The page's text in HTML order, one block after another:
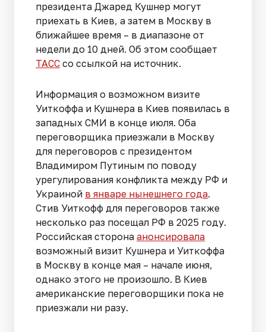
президента Джаред Кушнер могут
приехать в Киев, а затем в Москву в
ближайшее время – в диапазоне от
недели до 10 дней. Об этом сообщает
ТАСС со ссылкой на источник.
Информация о возможном визите
Уиткоффа и Кушнера в Киев появилась в
западных СМИ в конце июля. Оба
переговорщика приезжали в Москву
для переговоров с президентом
Владимиром Путиным по поводу
урегулирования конфликта между РФ и
Украиной в январе нынешнего года.
Стив Уиткофф для переговоров также
несколько раз посещал РФ в 2025 году.
Российская сторона анонсировала
возможный визит Кушнера и Уиткоффа
в Москву в конце мая – начале июня,
однако этого не произошло. В Киев
американские переговорщики пока не
приезжали ни разу.